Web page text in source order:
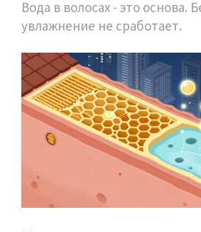
Вода в волосах - это основа.
увлажнение не сработает.